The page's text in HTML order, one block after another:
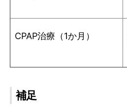
CPAP治療（1か月）
補足